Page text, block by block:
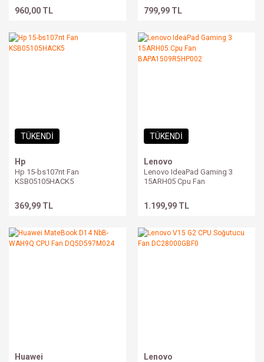
FA506IU FA506IH FX506IU
FX506LH FX705 FX506LU Fan
DFS5K12304363H
960,00 TL 799,99 TL
TÜKENDİ
Hp
Hp 15-bs107nt Fan
KSB05105HACK5
369,99 TL
TÜKENDİ
Lenovo
Lenovo IdeaPad Gaming 3
15ARH05 Cpu Fan
1.199,99 TL
Huawei Lenovo